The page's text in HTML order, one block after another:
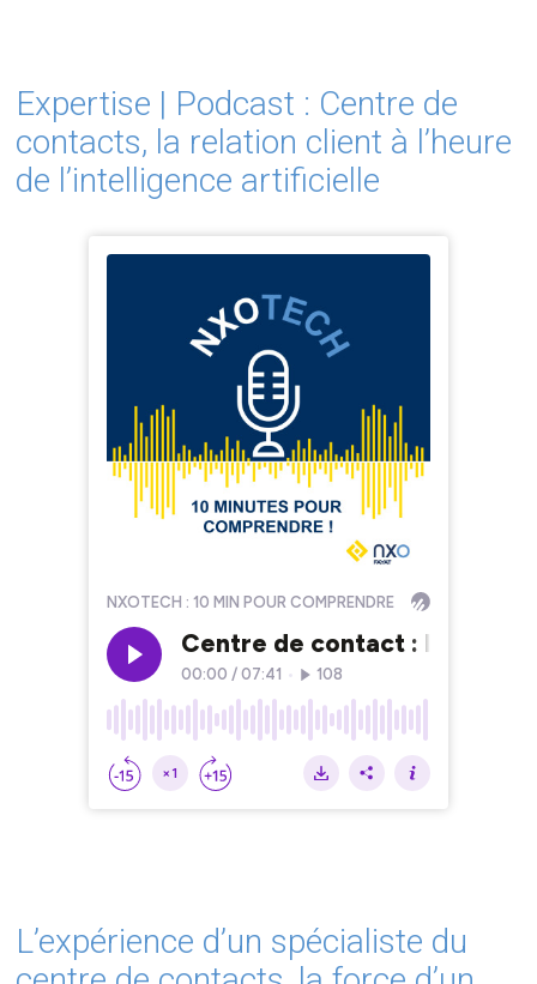
Expertise | Podcast : Centre de
contacts, la relation client à l’heure
de l’intelligence artificielle
L’expérience d’un spécialiste du